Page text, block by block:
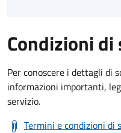
Condizioni di
Per conoscere i dettagli di
informazioni importanti,
servizio.
Termini e condizioni di